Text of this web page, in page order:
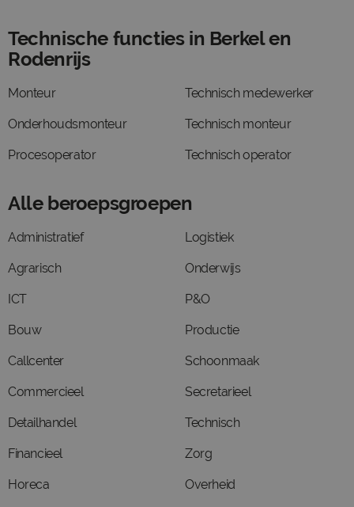
Technische functies in Berkel en
Rodenrijs
Monteur
Onderhoudsmonteur
Procesoperator
Technisch medewerker
Technisch monteur
Technisch operator
Alle beroepsgroepen
Administratief
Agrarisch
ICT
Bouw
Callcenter
Commercieel
Detailhandel
Financieel
Horeca
Logistiek
Onderwijs
P&O
Productie
Schoonmaak
Secretarieel
Technisch
Zorg
Overheid